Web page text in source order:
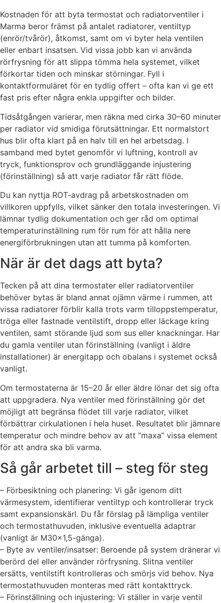
Kostnaden för att byta termostat och radiatorventiler i
Marma beror främst på antalet radiatorer, ventiltyp
(enrör/tvårör), åtkomst, samt om vi byter hela ventilen
eller enbart insatsen. Vid vissa jobb kan vi använda
rörfrysning för att slippa tömma hela systemet, vilket
förkortar tiden och minskar störningar. Fyll i
kontaktformuläret för en tydlig offert – ofta kan vi ge ett
fast pris efter några enkla uppgifter och bilder.
Tidsåtgången varierar, men räkna med cirka 30–60 minuter
per radiator vid smidiga förutsättningar. Ett normalstort
hus blir ofta klart på en halv till en hel arbetsdag. I
samband med bytet genomför vi luftning, kontroll av
tryck, funktionsprov och grundläggande injustering
(förinställning) så att varje radiator får rätt flöde.
Du kan nyttja ROT-avdrag på arbetskostnaden om
villkoren uppfylls, vilket sänker den totala investeringen. Vi
lämnar tydlig dokumentation och ger råd om optimal
temperaturinställning rum för rum för att hålla nere
energiförbrukningen utan att tumma på komforten.
När är det dags att byta?
Tecken på att dina termostater eller radiatorventiler
behöver bytas är bland annat ojämn värme i rummen, att
vissa radiatorer förblir kalla trots varm tilloppstemperatur,
tröga eller fastnade ventilstift, dropp eller läckage kring
ventilen, samt störande ljud som sus eller knackningar. Har
du gamla ventiler utan förinställning (vanligt i äldre
installationer) är energitapp och obalans i systemet också
vanligt.
Om termostaterna är 15–20 år eller äldre lönar det sig ofta
att uppgradera. Nya ventiler med förinställning gör det
möjligt att begränsa flödet till varje radiator, vilket
förbättrar cirkulationen i hela huset. Resultatet blir jämnare
temperatur och mindre behov av att ”maxa” vissa element
för att andra ska bli varma.
Så går arbetet till – steg för steg
– Förbesiktning och planering: Vi går igenom ditt
värmesystem, identifierar ventiltyp och kontrollerar tryck
samt expansionskärl. Du får förslag på lämpliga ventiler
och termostathuvuden, inklusive eventuella adaptrar
(vanligt är M30x1,5-gänga).
– Byte av ventiler/insatser: Beroende på system dränerar vi
berörd del eller använder rörfrysning. Slitna ventiler
ersätts, ventilstift kontrolleras och smörjs vid behov. Nya
termostathuvuden monteras med rätt kontakttryck.
– Förinställning och injustering: Vi ställer in varje ventil